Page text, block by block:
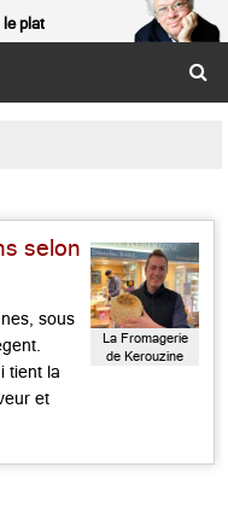
le plat
selon
sous
tient la
et
La Fromagerie
de Kerouzine